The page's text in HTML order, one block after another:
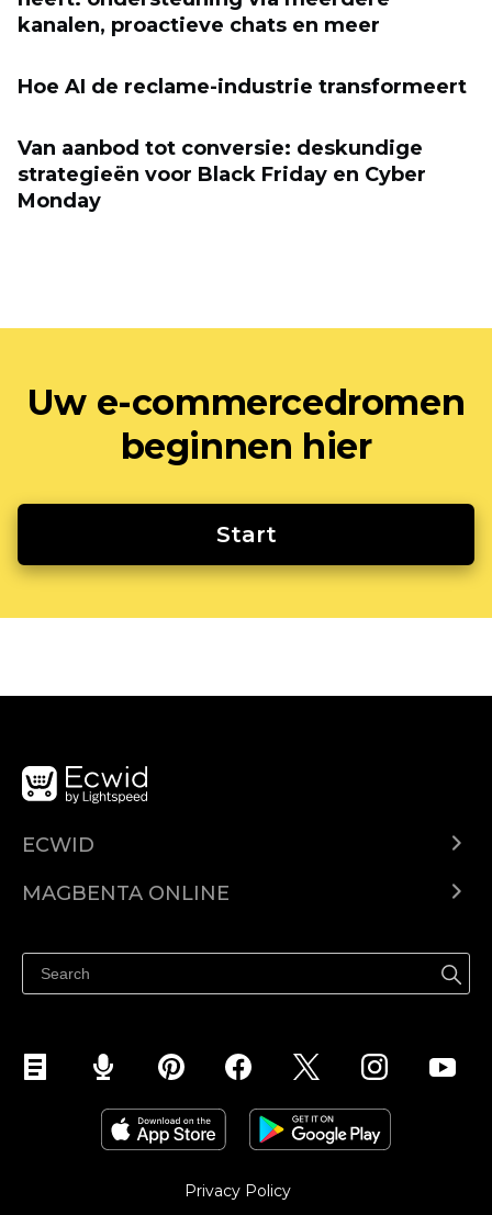
kanalen, proactieve chats en meer
Hoe AI de reclame-industrie transformeert
Van aanbod tot conversie: deskundige
strategieën voor Black Friday en Cyber ​​
Monday
Uw e-commercedromen
beginnen hier
Start
ECWID
Help center
MAGBENTA ONLINE
Ibenta sa Facebook
Privacy Policy